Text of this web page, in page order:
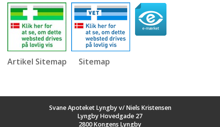
Artikel Sitemap Sitemap
Svane Apoteket Lyngby v/ Niels Kristensen
Lyngby Hovedgade 27
2800 Kongens Lyngby